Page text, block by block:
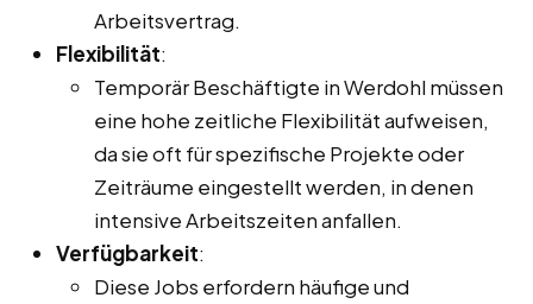
Arbeitsvertrag.
Flexibilität:
Temporär Beschäftigte in Werdohl müssen
eine hohe zeitliche Flexibilität aufweisen,
da sie oft für spezifische Projekte oder
Zeiträume eingestellt werden, in denen
intensive Arbeitszeiten anfallen.
Verfügbarkeit:
Diese Jobs erfordern häufige und